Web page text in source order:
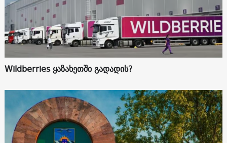
Wildberries ყაზახეთში გადადის?